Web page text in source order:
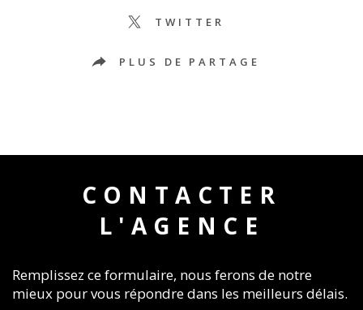
TWITTER
PLUS DE PARTAGE
CONTACTER
L'AGENCE
Remplissez ce formulaire, nous ferons de notre
mieux pour vous répondre dans les meilleurs délais.